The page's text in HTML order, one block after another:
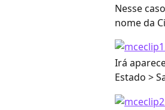
Nesse
nome da
Irá
Estado >